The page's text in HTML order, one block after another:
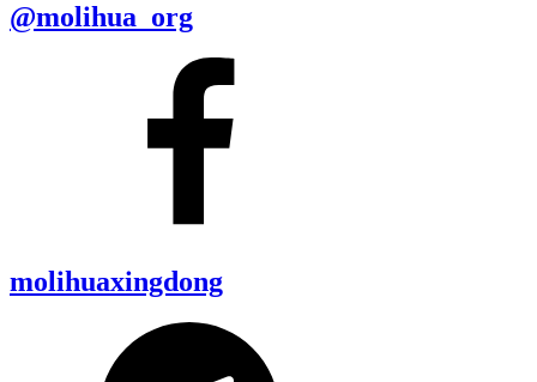
@molihua_org
molihuaxingdong